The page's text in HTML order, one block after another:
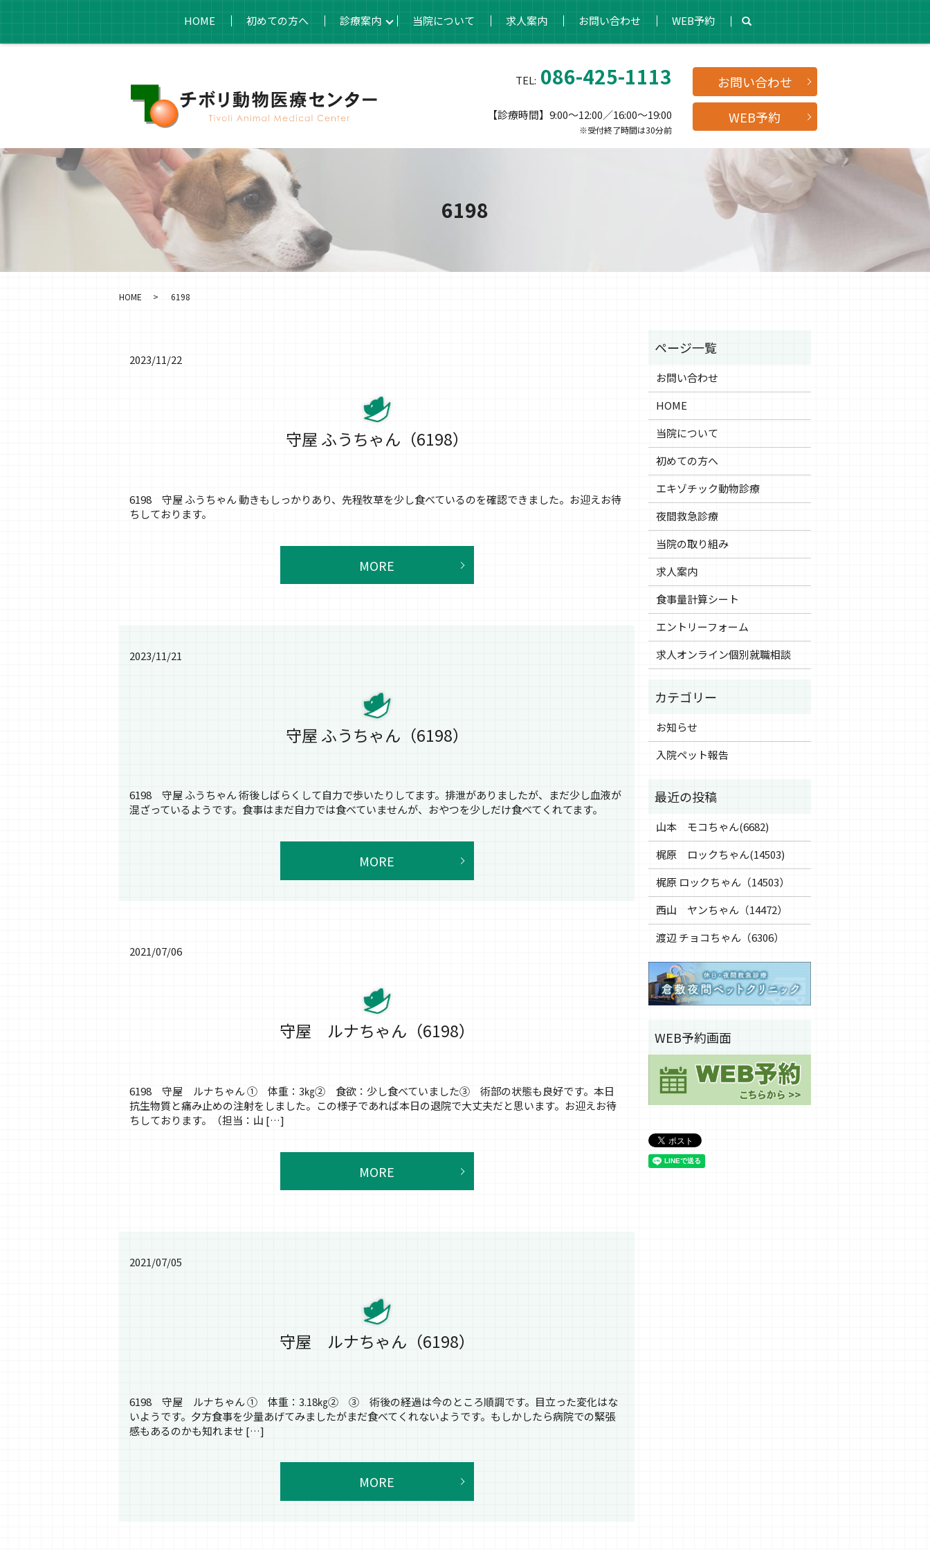
HOME 初めての方へ 診療案内 当院について 求人案内 お問い合わせ WEB予約
TEL: 086-425-1113
【診療時間】9:00～12:00／16:00～19:00
※受付終了時間は30分前
お問い合わせ
WEB予約
6198
HOME 6198
2023/11/22
守屋 ふうちゃん（6198）
6198 守屋 ふうちゃん 動きもしっかりあり、先程牧草を少し食べているのを確認できました。お迎えお待
ちしております。
MORE
2023/11/21
守屋 ふうちゃん（6198）
6198 守屋 ふうちゃん 術後しばらくして自力で歩いたりしてます。排泄がありましたが、まだ少し血液が
混ざっているようです。食事はまだ自力では食べていませんが、おやつを少しだけ食べてくれてます。
MORE
2021/07/06
守屋 ルナちゃん（6198）
6198 守屋 ルナちゃん ① 体重：3㎏② 食欲：少し食べていました③ 術部の状態も良好です。本日
抗生物質と痛み止めの注射をしました。この様子であれば本日の退院で大丈夫だと思います。お迎えお待
ちしております。（担当：山 […]
MORE
2021/07/05
守屋 ルナちゃん（6198）
6198 守屋 ルナちゃん ① 体重：3.18㎏② ③ 術後の経過は今のところ順調です。目立った変化はな
いようです。夕方食事を少量あげてみましたがまだ食べてくれないようです。もしかしたら病院での緊張
感もあるのかも知れませ […]
MORE
お問い合わせ
HOME
当院について
初めての方へ
エキゾチック動物診療
夜間救急診療
当院の取り組み
求人案内
食事量計算シート
エントリーフォーム
求人オンライン個別就職相談
お知らせ
入院ペット報告
山本 モコちゃん(6682)
梶原 ロックちゃん(14503)
梶原 ロックちゃん（14503）
西山 ヤンちゃん（14472）
渡辺 チョコちゃん（6306）